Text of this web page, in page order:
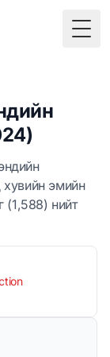
хувийн эмийн
(1,588) нийт